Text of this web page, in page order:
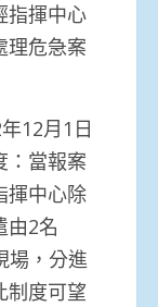
指揮中心
理危急案
12月1日
：當報案
揮中心除
由2名
場，分進
制度可望